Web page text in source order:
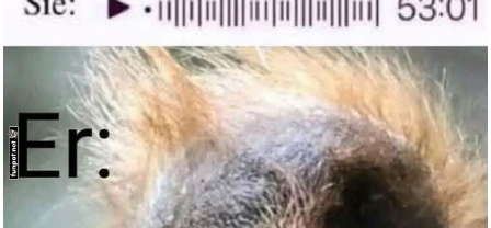
Runesol Deutsche
Reichsflagge,...
Anzeige